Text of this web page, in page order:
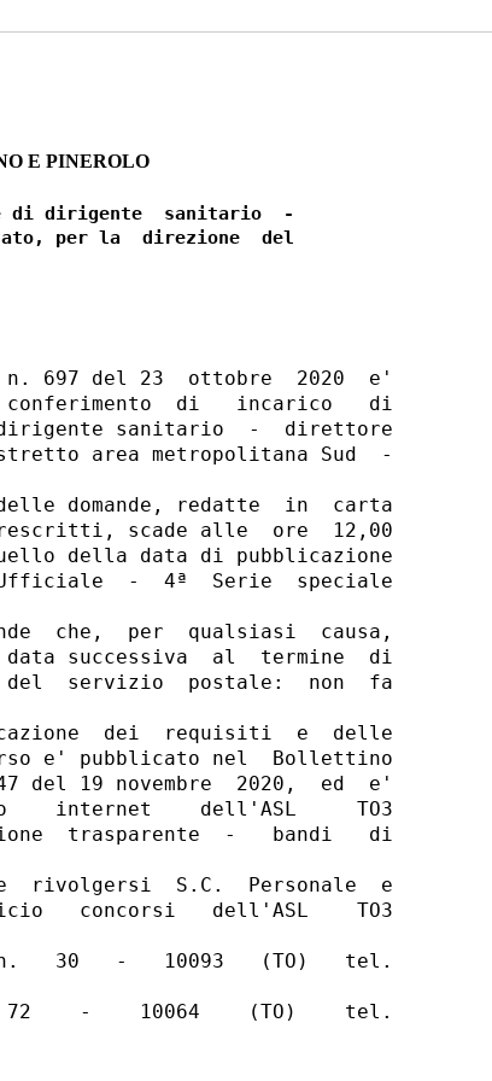
E PINEROLO
di dirigente  sanitario  -
per la  direzione  del
697 del 23  ottobre  2020  e'
di   incarico   di
dirigente sanitario  -  direttore
area metropolitana Sud  -
domande, redatte  in  carta
scade alle  ore  12,00
della data di pubblicazione
Ufficiale  -  4ª  Serie  speciale
che,  per  qualsiasi  causa,
successiva  al  termine  di
del  servizio  postale:  non  fa
dei  requisiti  e  delle
e' pubblicato nel  Bollettino
del 19 novembre  2020,  ed  e'
internet    dell'ASL     TO3
trasparente  -   bandi   di
rivolgersi  S.C.  Personale  e
concorsi   dell'ASL    TO3
30   -   10093   (TO)   tel.
-    10064    (TO)    tel.